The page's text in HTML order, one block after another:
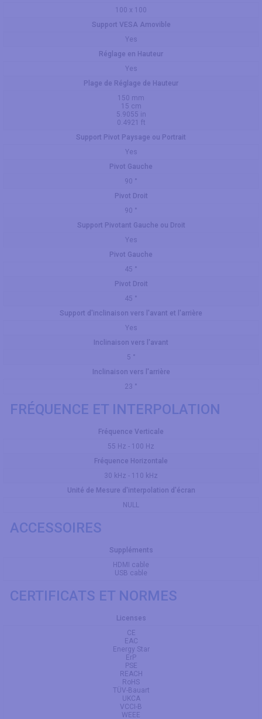
100 x 100
Support VESA Amovible
Yes
Réglage en Hauteur
Yes
Plage de Réglage de Hauteur
150 mm
15 cm
5.9055 in
0.4921 ft
Support Pivot Paysage ou Portrait
Yes
Pivot Gauche
90 °
Pivot Droit
90 °
Support Pivotant Gauche ou Droit
Yes
Pivot Gauche
45 °
Pivot Droit
45 °
Support d'inclinaison vers l'avant et l'arrière
Yes
Inclinaison vers l'avant
5 °
Inclinaison vers l'arrière
23 °
FRÉQUENCE ET INTERPOLATION
Fréquence Verticale
55 Hz - 100 Hz
Fréquence Horizontale
30 kHz - 110 kHz
Unité de Mesure d'interpolation d'écran
NULL
ACCESSOIRES
Suppléments
HDMI cable
USB cable
CERTIFICATS ET NORMES
Licenses
CE
EAC
Energy Star
ErP
PSE
REACH
RoHS
TÜV-Bauart
UKCA
VCCI-B
WEEE